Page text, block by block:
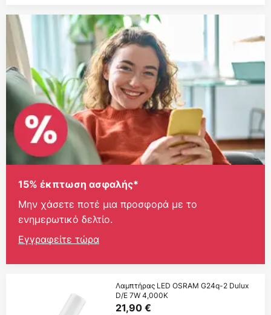
15% έκπτωση ασφαλής*
Μην χάσετε ποτέ μια προσφορά με το
ενημερωτικό δελτίο.
Εγγραφείτε τώρα
Λαμπτήρας LED OSRAM G24q-2 Dulux
D/E 7W 4,000K
21,90 €